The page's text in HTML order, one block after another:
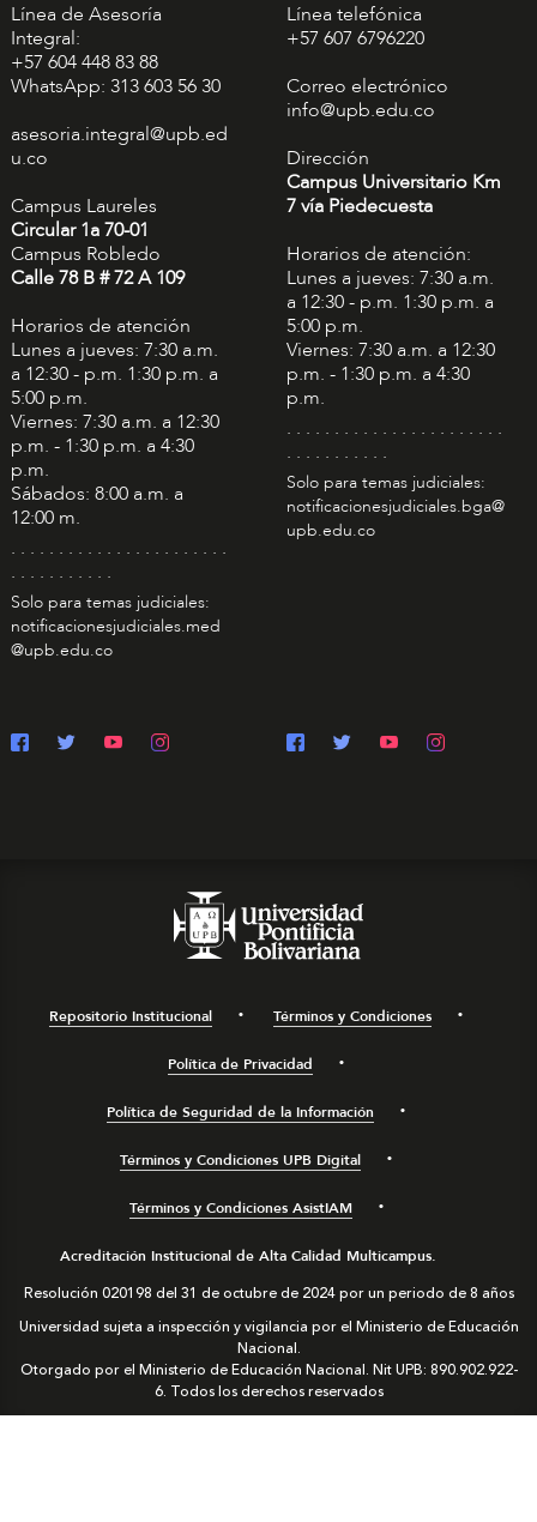
Línea de Asesoría
Integral:
+57 604 448 83 88
WhatsApp: 313 603 56 30
asesoria.integral@upb.ed
u.co
Campus Laureles
Circular 1a 70-01
Campus Robledo
Calle 78 B # 72 A 109
Horarios de atención
Lunes a jueves: 7:30 a.m.
a 12:30 - p.m. 1:30 p.m. a
5:00 p.m.
Viernes: 7:30 a.m. a 12:30
p.m. - 1:30 p.m. a 4:30
p.m.
Sábados: 8:00 a.m. a
12:00 m.
. . . . . . . . . . . . . . . . . . . . . . .
. . . . . . . . . . .
Solo para temas judiciales:
notificacionesjudiciales.med
@upb.edu.co
Línea telefónica
+57 607 6796220
Correo electrónico
info@upb.edu.co
Dirección
Campus Universitario Km
7 vía Piedecuesta
Horarios de atención:
Lunes a jueves: 7:30 a.m.
a 12:30 - p.m. 1:30 p.m. a
5:00 p.m.
Viernes: 7:30 a.m. a 12:30
p.m. - 1:30 p.m. a 4:30
p.m.
. . . . . . . . . . . . . . . . . . . . . . .
. . . . . . . . . . .
Solo para temas judiciales:
notificacionesjudiciales.bga@
upb.edu.co
Repositorio Institucional Términos y Condiciones
Política de Privacidad
Política de Seguridad de la Información
Términos y Condiciones UPB Digital
Términos y Condiciones AsistIAM
Acreditación Institucional de Alta Calidad Multicampus.
Resolución 020198 del 31 de octubre de 2024 por un periodo de 8 años
Universidad sujeta a inspección y vigilancia por el Ministerio de Educación
Nacional.
Otorgado por el Ministerio de Educación Nacional. Nit UPB: 890.902.922-
6. Todos los derechos reservados